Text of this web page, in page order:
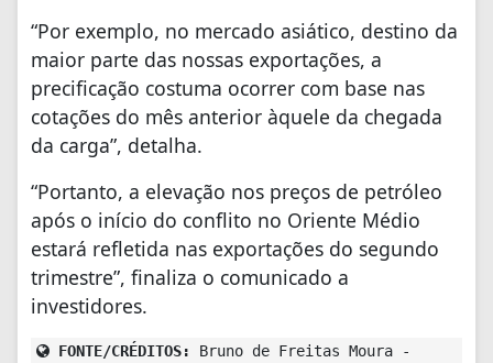
“Por exemplo, no mercado asiático, destino da
maior parte das nossas exportações, a
precificação costuma ocorrer com base nas
cotações do mês anterior àquele da chegada
da carga”, detalha.
“Portanto, a elevação nos preços de petróleo
após o início do conflito no Oriente Médio
estará refletida nas exportações do segundo
trimestre”, finaliza o comunicado a
investidores.
FONTE/CRÉDITOS:
Bruno de Freitas Moura -